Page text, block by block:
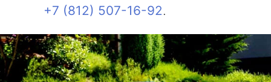
+7 (812) 507-16-92.